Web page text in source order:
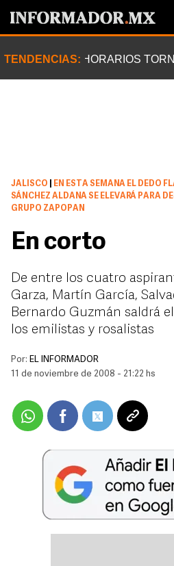
TENDENCIAS: HORARIOS
JALISCO
EN ESTA SEMANA EL DEDO
SÁNCHEZ ALDANA SE ELEVARÁ PARA
GRUPO ZAPOPAN
En corto
De entre los cuatro
Garza, Martín García,
Bernardo Guzmán saldrá
los emilistas y rosalistas
Por: EL INFORMADOR
11 de noviembre de 2008 - 21:22 hs